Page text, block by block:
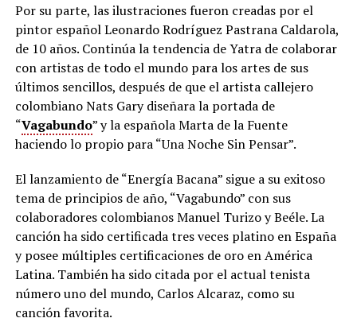
Por su parte, las ilustraciones fueron creadas por el
pintor español Leonardo Rodríguez Pastrana Caldarola,
de 10 años. Continúa la tendencia de Yatra de colaborar
con artistas de todo el mundo para los artes de sus
últimos sencillos, después de que el artista callejero
colombiano Nats Gary diseñara la portada de
“Vagabundo” y la española Marta de la Fuente
haciendo lo propio para “Una Noche Sin Pensar”.
El lanzamiento de “Energía Bacana” sigue a su exitoso
tema de principios de año, “Vagabundo” con sus
colaboradores colombianos Manuel Turizo y Beéle. La
canción ha sido certificada tres veces platino en España
y posee múltiples certificaciones de oro en América
Latina. También ha sido citada por el actual tenista
número uno del mundo, Carlos Alcaraz, como su
canción favorita.